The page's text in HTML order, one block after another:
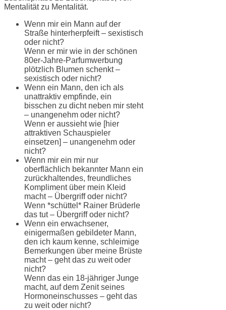
Mentalität zu Mentalität.
Wenn mir ein Mann auf der
Straße hinterherpfeift – sexistisch
oder nicht?
Wenn er mir wie in der schönen
80er-Jahre-Parfumwerbung
plötzlich Blumen schenkt –
sexistisch oder nicht?
Wenn ein Mann, den ich als
unattraktiv empfinde, ein
bisschen zu dicht neben mir steht
– unangenehm oder nicht?
Wenn er aussieht wie [hier
attraktiven Schauspieler
einsetzen] – unangenehm oder
nicht?
Wenn mir ein mir nur
oberflächlich bekannter Mann ein
zurückhaltendes, freundliches
Kompliment über mein Kleid
macht – Übergriff oder nicht?
Wenn *schüttel* Rainer Brüderle
das tut – Übergriff oder nicht?
Wenn ein erwachsener,
einigermaßen gebildeter Mann,
den ich kaum kenne, schleimige
Bemerkungen über meine Brüste
macht – geht das zu weit oder
nicht?
Wenn das ein 18-jähriger Junge
macht, auf dem Zenit seines
Hormoneinschusses – geht das
zu weit oder nicht?